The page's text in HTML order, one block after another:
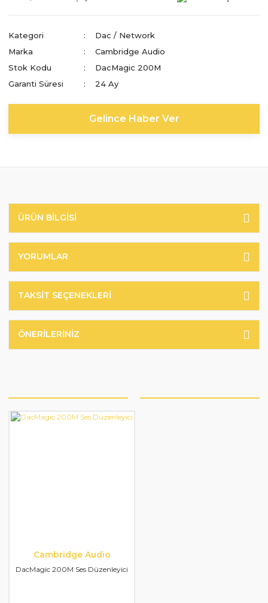
Kategori
Dac / Network
Marka
Cambridge Audio
Stok Kodu
DacMagic 200M
Garanti Süresi
24 Ay
Gelince Haber Ver
ÜRÜN BILGISI
YORUMLAR
TAKSIT SEÇENEKLERI
ÖNERILERINIZ
Cambridge Audio
DacMagic 200M Ses Düzenleyici